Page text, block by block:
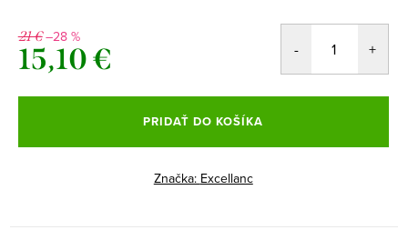
21 €–28 %
15,10 €
cena:
PRIDAŤ DO KOŠÍKA
Značka: Excellanc